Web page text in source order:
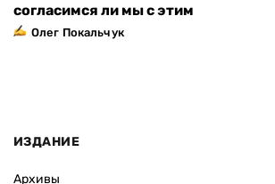
согласимся ли мы с этим
Олег Покальчук
ИЗДАНИЕ
Архивы